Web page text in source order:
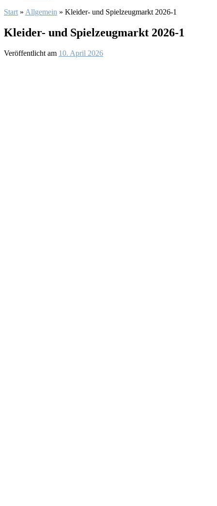
Start » Allgemein » Kleider- und Spielzeugmarkt 2026-1
Kleider- und Spielzeugmarkt 2026-1
Veröffentlicht am 10. April 2026